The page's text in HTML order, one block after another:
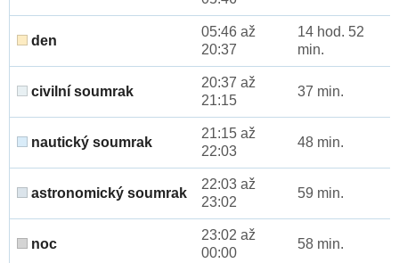
den
05:46 až
20:37
14 hod. 52
min.
civilní soumrak
20:37 až
21:15
37 min.
nautický soumrak
21:15 až
22:03
48 min.
astronomický soumrak
22:03 až
23:02
59 min.
noc
23:02 až
00:00
58 min.